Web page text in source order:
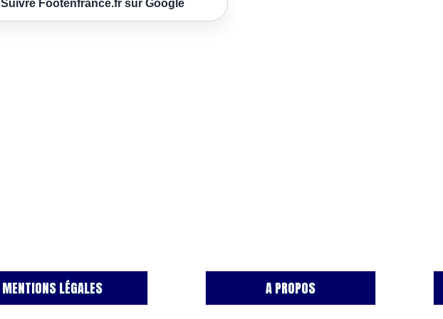
Suivre Footenfrance.fr sur Google
MENTIONS LÉGALES A PROPOS